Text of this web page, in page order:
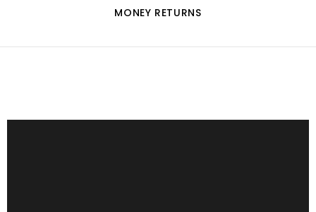
MONEY RETURNS